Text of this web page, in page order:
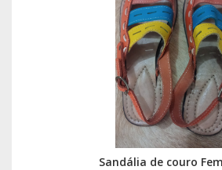
Sandália de couro